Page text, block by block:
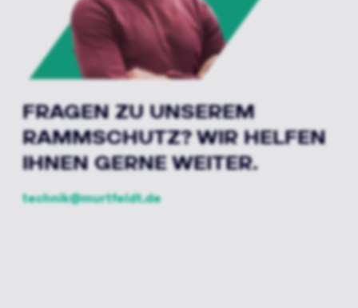
FRAGEN ZU UNSEREM
RAMMSCHUTZ? WIR HELFEN
IHNEN GERNE WEITER.
technik@murtfeldt.de